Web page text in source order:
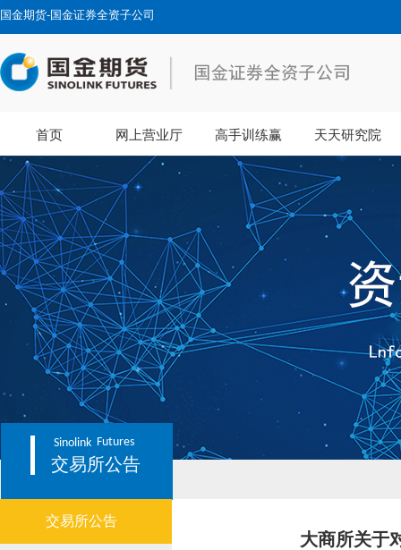
国金期货-国金证券全资子公司
首页 网上营业厅 高手训练赢 天天研究院
Sinolink Futures
交易所公告
交易所公告
大商所关于